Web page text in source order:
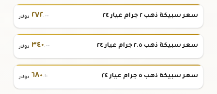
سعر سبيكة ذهب ٢ جرام عيار ٢٤ ٢٧٢.٠٠ دولار
سعر سبيكة ذهب ٢.٥ جرام عيار ٢٤ ٣٤٠.٠٠ دولار
سعر سبيكة ذهب ٥ جرام عيار ٢٤ ٦٨٠.١٠ دولار